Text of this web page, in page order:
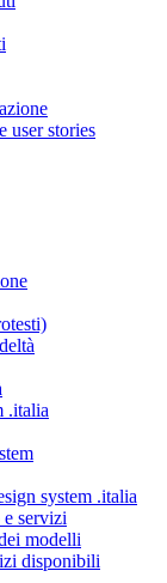
user stories
.italia
system .italia
servizi
modelli
disponibili